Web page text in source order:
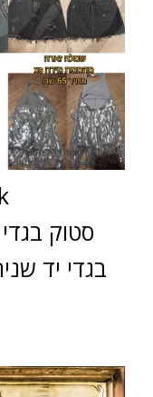
סטוק
בגדי יד